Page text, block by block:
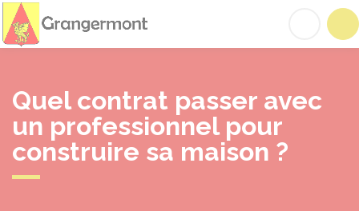
Quel contrat passer avec
un professionnel pour
construire sa maison ?